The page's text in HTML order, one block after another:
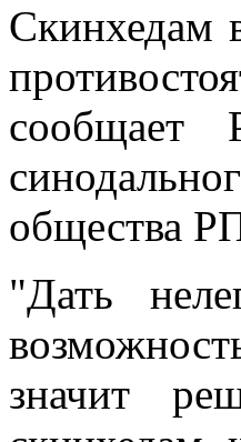
Скинхедам
сообщает
общества
"Дать
значит